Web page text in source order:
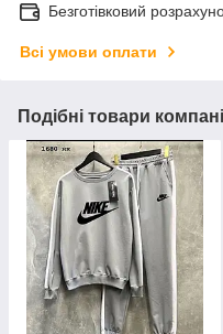
Безготівковий
Всі умови оплати
Подібні товари